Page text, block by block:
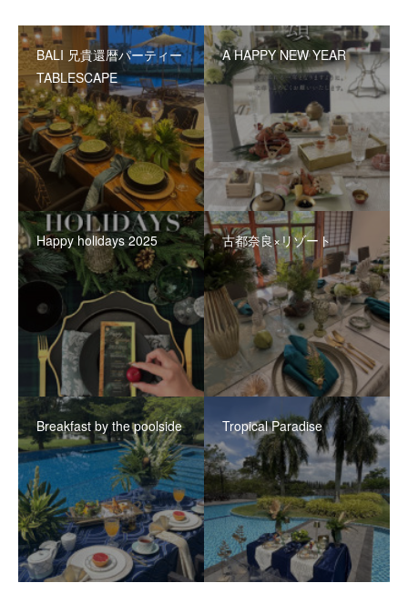
BALI 兄貴還暦パーティー
TABLESCAPE
A HAPPY NEW YEAR
Happy holidays 2025 古都奈良×リゾート
Breakfast by the poolside Tropical Paradise